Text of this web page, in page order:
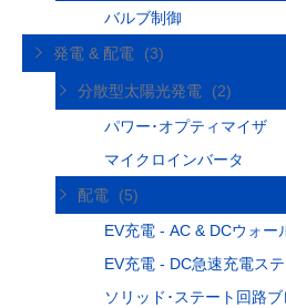
バルブ制御
発電 & 配電
(3)
分散型太陽光発電
(2)
パワー･オプティマイザ
マイクロインバータ
配電
(5)
EV充電 - AC & DCウォー
EV充電 - DC急速充電ス
ソリッド･ステート回路ブ